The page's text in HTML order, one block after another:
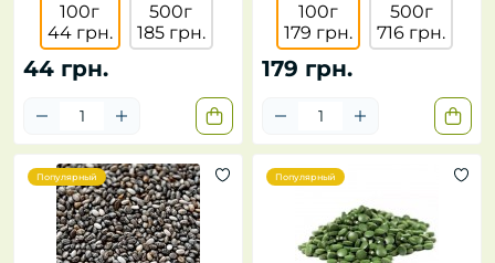
100г
44 грн.
500г
185 грн.
44 грн.
100г
179 грн.
500г
716 грн.
179 грн.
Популярный Популярный